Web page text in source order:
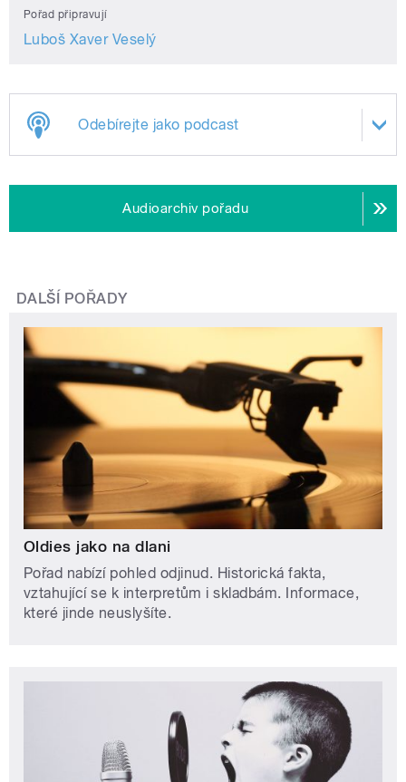
Pořad připravují
Luboš Xaver Veselý
Odebírejte jako podcast
Audioarchiv pořadu
DALŠÍ POŘADY
Oldies jako na dlani
Pořad nabízí pohled odjinud. Historická fakta,
vztahující se k interpretům i skladbám. Informace,
které jinde neuslyšíte.